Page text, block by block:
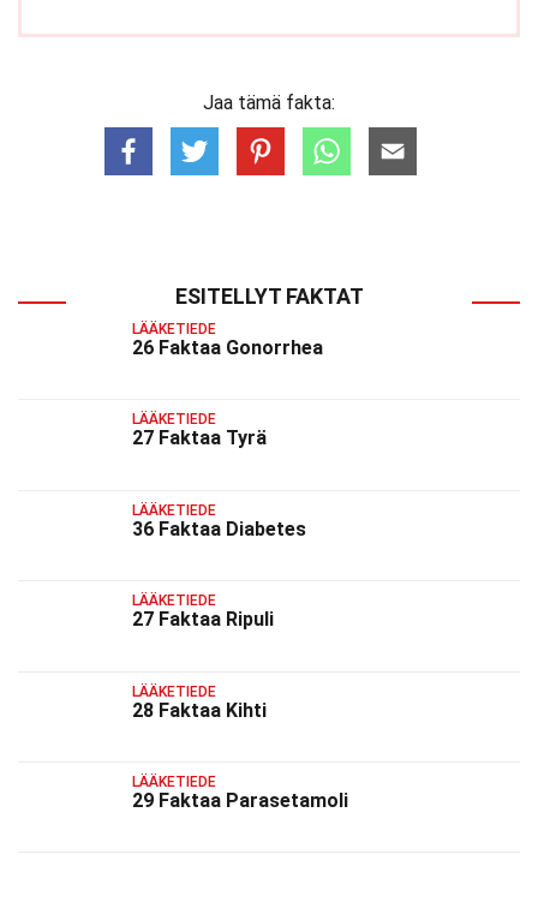
Jaa tämä fakta:
ESITELLYT FAKTAT
LÄÄKETIEDE
26 Faktaa Gonorrhea
LÄÄKETIEDE
27 Faktaa Tyrä
LÄÄKETIEDE
36 Faktaa Diabetes
LÄÄKETIEDE
27 Faktaa Ripuli
LÄÄKETIEDE
28 Faktaa Kihti
LÄÄKETIEDE
29 Faktaa Parasetamoli